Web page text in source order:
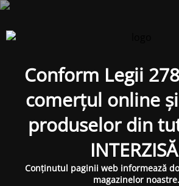
Conform Legii
comerțul online
produselor din
Conținutul paginii web informează
magazinelor noastre.